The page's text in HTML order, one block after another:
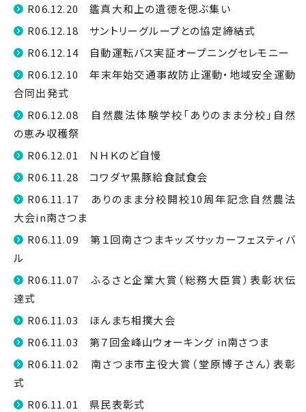
R06.12.20 鑑真大和上の遺徳を偲ぶ集い
R06.12.18 サントリーグループとの協定締結式
R06.12.14 自動運転バス実証オープニングセレモニー
R06.12.10 年末年始交通事故防止運動・地域安全運動
合同出発式
R06.12.08 自然農法体験学校「ありのまま分校」自然
の恵み収穫祭
R06.12.01 ＮＨＫのど自慢
R06.11.28 コワダヤ黒豚給食試食会
R06.11.17 ありのまま分校開校10周年記念自然農法
大会in南さつま
R06.11.09 第１回南さつまキッズサッカーフェスティバ
ル
R06.11.07 ふるさと企業大賞（総務大臣賞）表彰状伝
達式
R06.11.03 ほんまち相撲大会
R06.11.03 第７回金峰山ウォーキング in南さつま
R06.11.02 南さつま市主役大賞（堂原博子さん）表彰
式
R06.11.01 県民表彰式